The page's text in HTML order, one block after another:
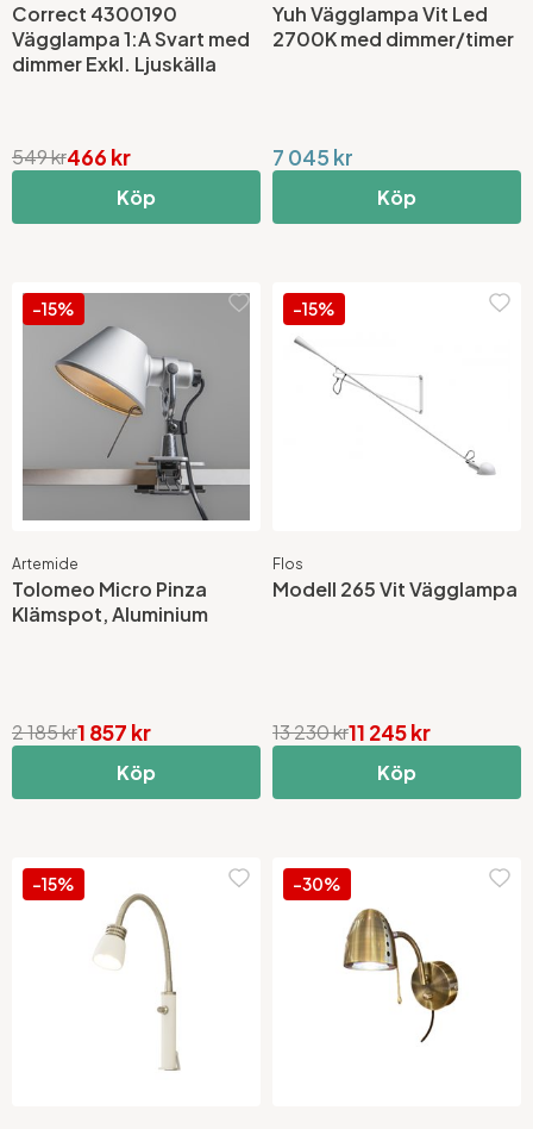
Correct 4300190
Vägglampa 1:A Svart med
dimmer Exkl. Ljuskälla
466 kr
549 kr
Köp
Yuh Vägglampa Vit Led
2700K med dimmer/timer
7 045 kr
Köp
-15%
Artemide
Tolomeo Micro Pinza
Klämspot, Aluminium
1 857 kr
2 185 kr
Köp
-15%
Flos
Modell 265 Vit Vägglampa
11 245 kr
13 230 kr
Köp
-15% -30%